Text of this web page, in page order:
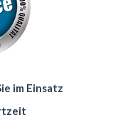
im Einsatz